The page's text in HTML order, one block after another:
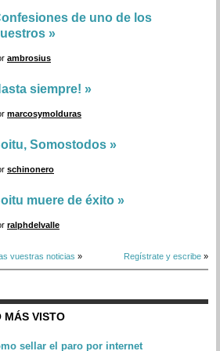
de uno de los
»
ambrosius
siempre! »
marcosymolduras
Somostodos »
schinonero
muere de éxito »
ralphdelvalle
vuestras noticias » Regístrate y escribe »
MÁS VISTO
sellar el paro por internet